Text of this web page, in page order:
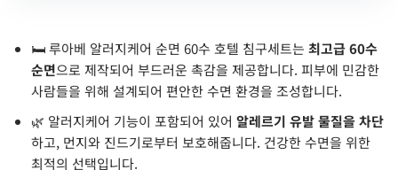
🛏️ 루아베 알러지케어 순면 60수 호텔 침구세트는 최고급 60수
순면으로 제작되어 부드러운 촉감을 제공합니다. 피부에 민감한
사람들을 위해 설계되어 편안한 수면 환경을 조성합니다.
🌿 알러지케어 기능이 포함되어 있어 알레르기 유발 물질을 차단
하고, 먼지와 진드기로부터 보호해줍니다. 건강한 수면을 위한
최적의 선택입니다.